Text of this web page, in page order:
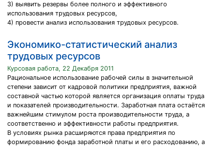
3) выявить резервы более полного и эффективного
использования трудовых ресурсов,
4) провести анализ использования трудовых ресурсов.
Экономико-статистический анализ
трудовых ресурсов
Курсовая работа, 22 Декабря 2011
Рациональное использование рабочей силы в значительной
степени зависит от кадровой политики предприятия, важной
составной частью которой является организация оплаты труда
и показателей производительности. Заработная плата остаётся
важнейшим стимулом роста производительности труда, а
соответственно и эффективности работы предприятия.
В условиях рынка расширяются права предприятия по
формированию фонда заработной платы и его расходованию, а